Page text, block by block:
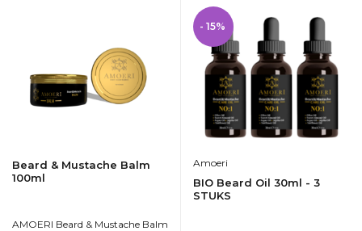
Beard & Mustache Balm
100ml
AMOERI Beard & Mustache Balm
- 15%
Amoeri
BIO Beard Oil 30ml - 3
STUKS